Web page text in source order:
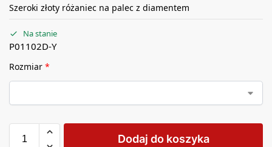
Szeroki złoty różaniec na palec z diamentem
Na stanie
P01102D-Y
Rozmiar *
Dodaj do koszyka